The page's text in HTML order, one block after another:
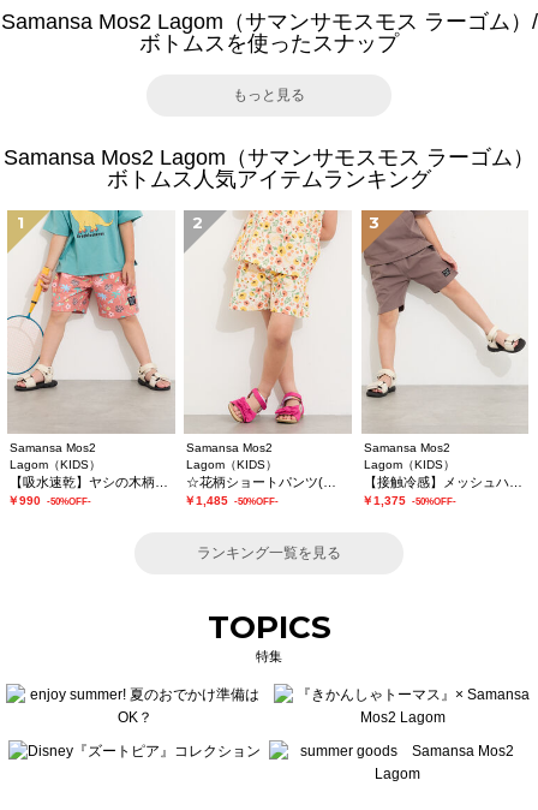
Samansa Mos2 Lagom（サマンサモスモス ラーゴム）/
ボトムスを使ったスナップ
もっと見る
Samansa Mos2 Lagom（サマンサモスモス ラーゴム）
ボトムス人気アイテムランキング
1
Samansa Mos2
Lagom（KIDS）
￥990 -50%OFF-
2
Samansa Mos2
Lagom（KIDS）
￥1,485 -50%OFF-
3
Samansa Mos2
Lagom（KIDS）
【接触冷感】メッシュハーフパンツ
￥1,375 -50%OFF-
ランキング一覧を見る
TOPICS
特集